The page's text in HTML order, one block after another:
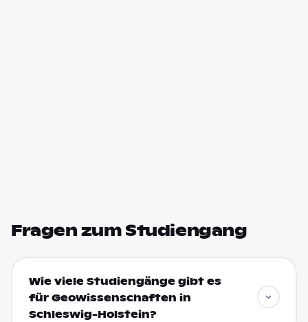
Fragen zum Studiengang
Wie viele Studiengänge gibt es
für Geowissenschaften in
Schleswig-Holstein?